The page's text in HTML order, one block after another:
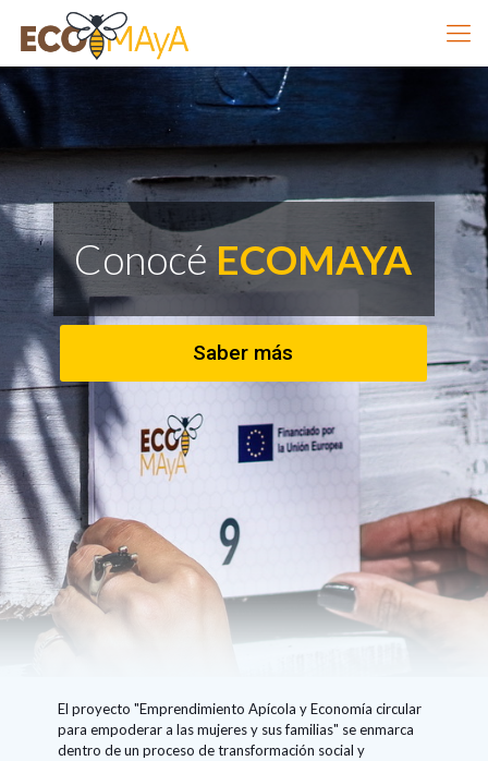
Saber más
Conocé ECOMAYA
El proyecto "Emprendimiento Apícola y Economía circular
para empoderar a las mujeres y sus familias" se enmarca
dentro de un proceso de transformación social y